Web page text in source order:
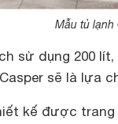
Mẫu tủ lạnh
sử dụng 200
Casper sẽ là lựa
kế được